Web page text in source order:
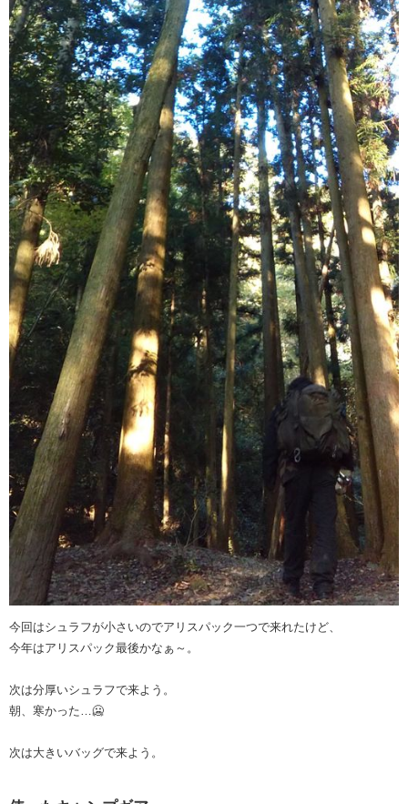
今回はシュラフが小さいのでアリスパック一つで来れたけど、
今年はアリスパック最後かなぁ～。
次は分厚いシュラフで来よう。
朝、寒かった…🥶
次は大きいバッグで来よう。